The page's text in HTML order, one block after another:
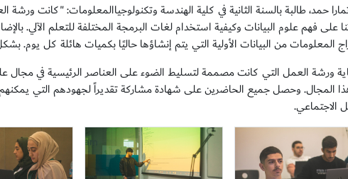
حمد، طالبة بالسنة الثانية في كلية الهندسة وتكنولوجياالمعلومات: "كانت ورشة
على فهم علوم البيانات وكيفية استخدام لغات البرمجة المختلفة للتعلم الآلي.
المعلومات من البيانات الأولية التي يتم إنشاؤها حاليًا بكميات هائلة كل يوم.
ورشة العمل التي كانت مصممة لتسليط الضوء على العناصر الرئيسية في مجال
المجال. وحصل جميع الحاضرين على شهادة مشاركة تقديراً لجهودهم التي
الاجتماعي.